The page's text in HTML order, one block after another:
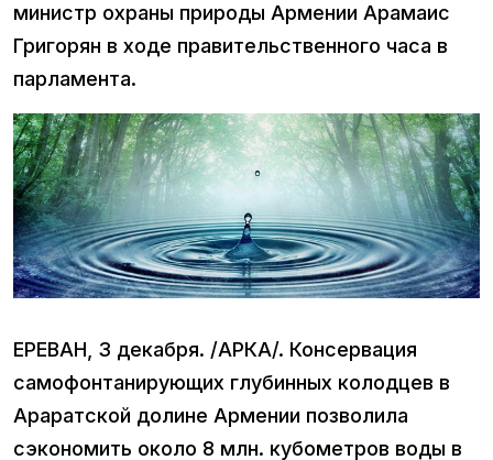
министр охраны природы Армении Арамаис
Григорян в ходе правительственного часа в
парламента.
ЕРЕВАН, 3 декабря. /АРКА/. Консервация
самофонтанирующих глубинных колодцев в
Араратской долине Армении позволила
сэкономить около 8 млн. кубометров воды в